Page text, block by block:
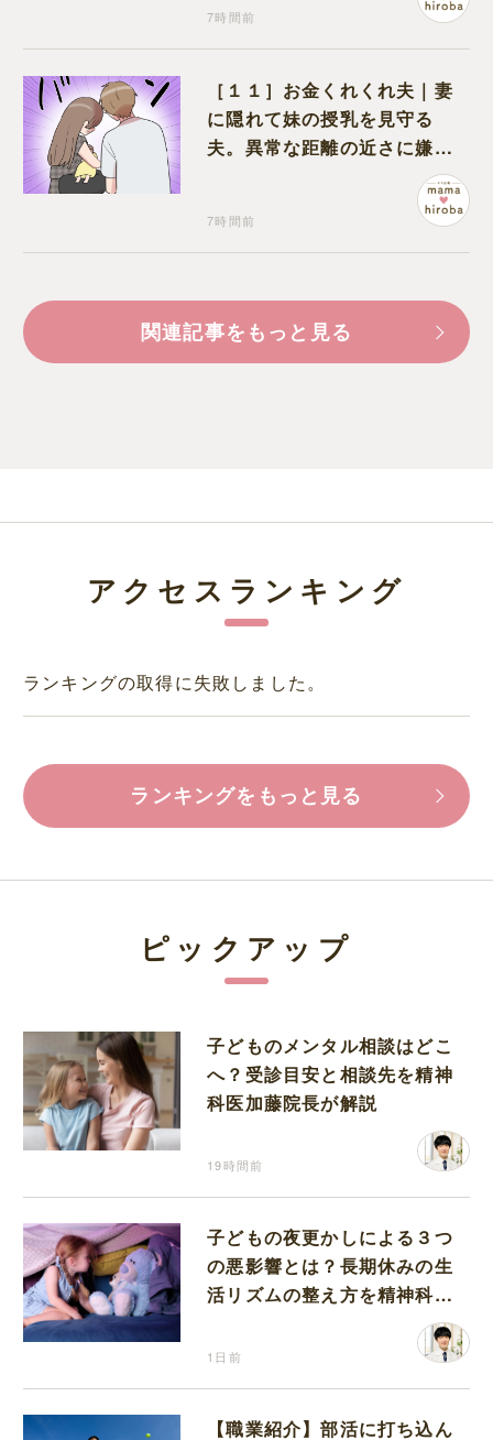
7時間前
［１１］お金くれくれ夫｜妻
に隠れて妹の授乳を見守る
夫。異常な距離の近さに嫌悪
7時間前
関連記事をもっと見る
アクセスランキング
ランキングの取得に失敗しました。
ランキングをもっと見る
ピックアップ
子どものメンタル相談はどこ
へ？受診目安と相談先を精神
科医加藤院長が解説
19時間前
子どもの夜更かしによる３つ
の悪影響とは？長期休みの生
活リズムの整え方を精神科医
1日前
【職業紹介】部活に打ち込ん